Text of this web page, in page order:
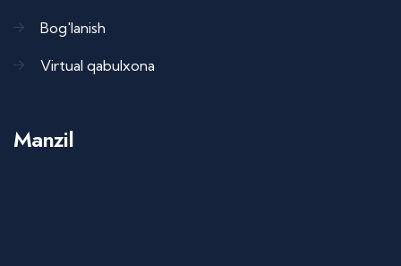
Bog'lanish
Virtual qabulxona
Manzil